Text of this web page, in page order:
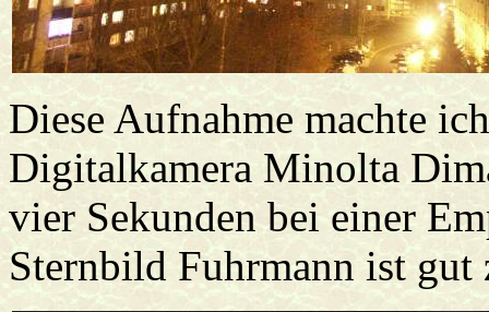
Diese Aufnahme machte
Digitalkamera Minolta
vier Sekunden bei einer
Sternbild Fuhrmann ist gut